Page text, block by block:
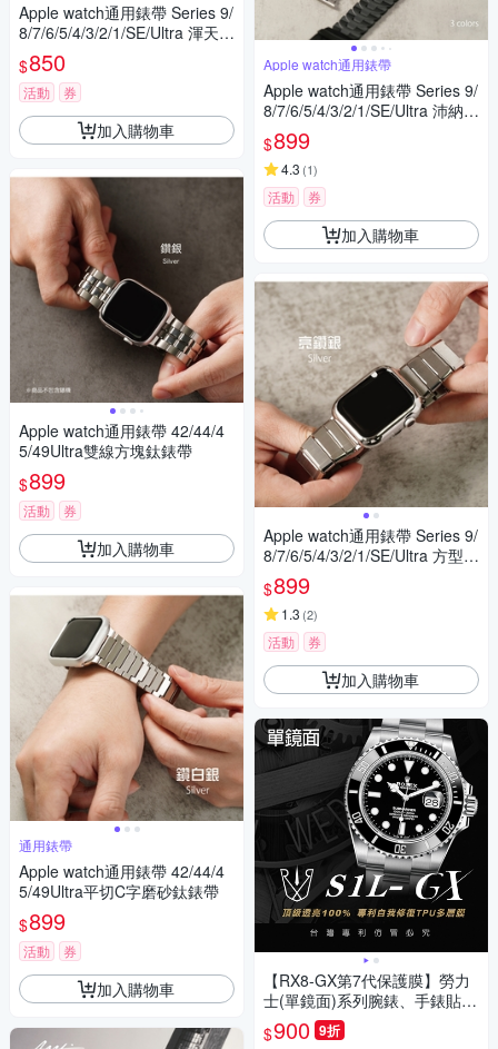
Apple watch通用錶帶 Series 9/
8/7/6/5/4/3/2/1/SE/Ultra 渾天太
極輕量鈦錶帶
$850
活動 券
加入購物車
Apple watch通用錶帶 42/44/4
5/49Ultra雙線方塊鈦錶帶
$899
活動 券
加入購物車
通用錶帶
Apple watch通用錶帶 42/44/4
5/49Ultra平切C字磨砂鈦錶帶
$899
活動 券
加入購物車
Apple watch通用錶帶
Apple watch通用錶帶 Series 9/
8/7/6/5/4/3/2/1/SE/Ultra 沛納海
半圓切鈦錶帶
$899
4.3 (1)
活動 券
加入購物車
Apple watch通用錶帶 Series 9/
8/7/6/5/4/3/2/1/SE/Ultra 方型磚
磨砂切角鈦錶帶
$899
1.3 (2)
活動 券
加入購物車
【RX8-GX第7代保護膜】勞力
士(單鏡面)系列腕錶、手錶貼膜
(不含手錶)
$900 9折